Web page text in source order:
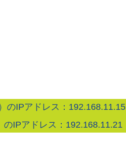
のIPアドレス：192.168.11.15
IPアドレス：192.168.11.21